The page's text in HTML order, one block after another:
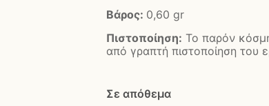
Βάρος: 0,60 gr
Πιστοποίηση: Το παρόν
από γραπτή πιστοποίηση του
Σε απόθεμα